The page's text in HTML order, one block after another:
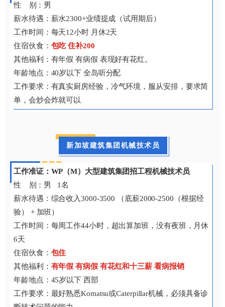
性 别：男
薪水待遇：薪水2300+业绩提成（试用期后）
工作时间：每天12小时 月休2天
住宿伙食： 包吃 住补200
其他福利：有年假 有病假 表现好有花红。
年龄地点：40岁以下 全岛听分配
工作要求：有真实厨房经验，冷气环境，服从安排，要求简
单，会炒会炸就可以
新加坡建筑集团机械技术员
工作准证：WP（M）大型建筑集团招工程机械技术员
性 别：男 1名
薪水待遇：综合收入3000-3500 （底薪2000-2500（根据经
验） + 加班）
工作时间：每周工作44小时，超出算加班，没有夜班，月休
6天
住宿伙食： 包住
其他福利： 有年假 有病假 有花红和十三薪 看病报销
年龄地点：45岁以下 西部
工作要求：最好熟悉Komatsu或Caterpillar机械，必须具备诊